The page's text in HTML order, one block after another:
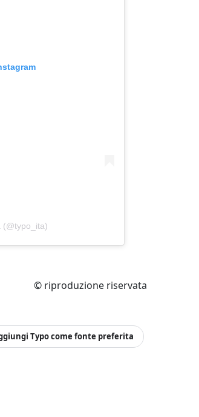
(@typo_ita)
© riproduzione riservata
Typo come fonte preferita